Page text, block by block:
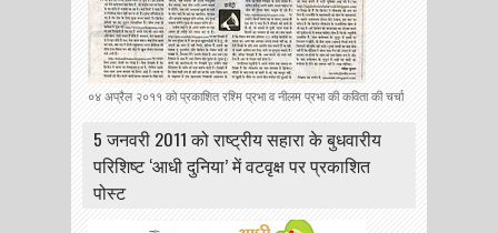
०४ अप्रैल २०११ को प्रकाशित रश्मि प्रभा व नीलम प्रभा की कविता की चर्चा
5 जनवरी 2011 को राष्ट्रीय सहारा के बुधवारीय
परिशिष्ट ‘आधी दुनिया’ में वटवृक्ष पर प्रकाशित
पोस्ट